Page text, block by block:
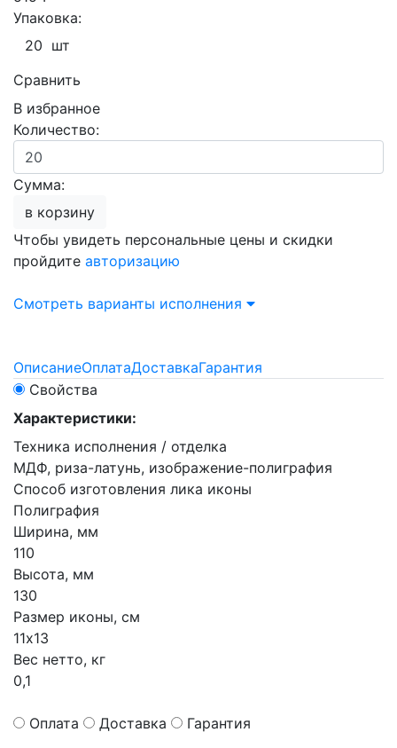
Упаковка:
20 шт
Сравнить
В избранное
Количество:
Сумма:
в корзину
Чтобы увидеть персональные цены и скидки
пройдите авторизацию
Смотреть варианты исполнения
ОписаниеОплатаДоставкаГарантия
Свойства
Характеристики:
Техника исполнения / отделка
МДФ, риза-латунь, изображение-полиграфия
Способ изготовления лика иконы
Полиграфия
Ширина, мм
110
Высота, мм
130
Размер иконы, см
11х13
Вес нетто, кг
0,1
Оплата Доставка Гарантия